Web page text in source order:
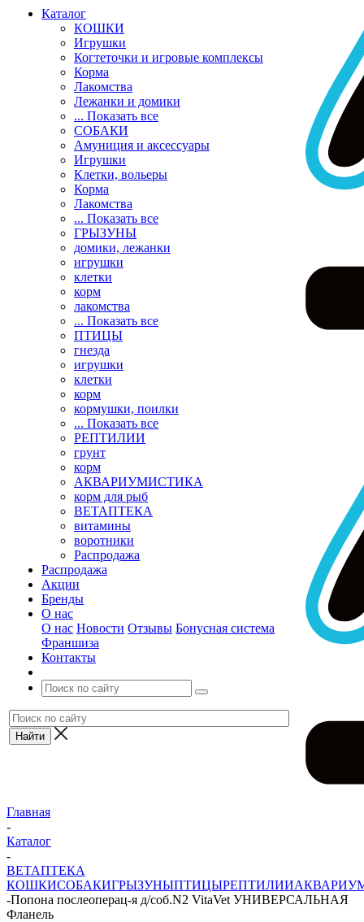
Каталог
КОШКИ
Игрушки
Когтеточки и игровые комплексы
Корма
Лакомства
Лежанки и домики
... Показать все
СОБАКИ
Амуниция и аксессуары
Игрушки
Клетки, вольеры
Корма
Лакомства
... Показать все
ГРЫЗУНЫ
домики, лежанки
игрушки
клетки
корм
лакомства
... Показать все
ПТИЦЫ
гнезда
игрушки
клетки
корм
кормушки, поилки
... Показать все
РЕПТИЛИИ
грунт
корм
АКВАРИУМИСТИКА
корм для рыб
ВЕТАПТЕКА
витамины
воротники
Распродажа
Распродажа
Акции
Бренды
О нас
О нас Новости Отзывы Бонусная система
Франшиза
Контакты
Главная
-
Каталог
-
ВЕТАПТЕКА
КОШКИСОБАКИГРЫЗУНЫПТИЦЫРЕПТИЛИИ
-Попона послеоперац-я д/соб.N2 VitaVet УНИВЕРСАЛЬНАЯ
Фланель